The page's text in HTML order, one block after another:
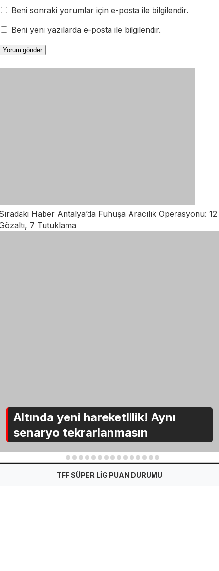
Beni sonraki yorumlar için e-posta ile bilgilendir.
Beni yeni yazılarda e-posta ile bilgilendir.
Haber Antalya’da Fuhuşa Aracılık Operasyonu: 12
7 Tutuklama
Altında yeni hareketlilik! Aynı
senaryo tekrarlanmasın
1 2 3 4 5 6 7 8 9 10 11 12 13 14 15
TFF SÜPER LİG PUAN DURUMU